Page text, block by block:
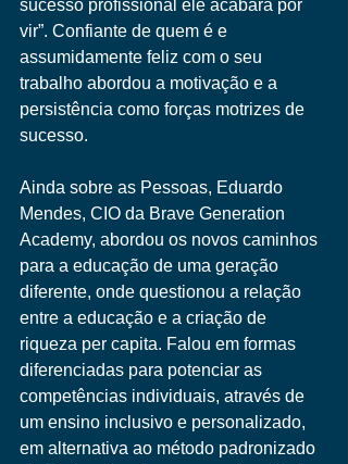
sucesso profissional ele acabará por
vir”. Confiante de quem é e
assumidamente feliz com o seu
trabalho abordou a motivação e a
persistência como forças motrizes de
sucesso.
Ainda sobre as Pessoas, Eduardo
Mendes, CIO da Brave Generation
Academy, abordou os novos caminhos
para a educação de uma geração
diferente, onde questionou a relação
entre a educação e a criação de
riqueza per capita. Falou em formas
diferenciadas para potenciar as
competências individuais, através de
um ensino inclusivo e personalizado,
em alternativa ao método padronizado